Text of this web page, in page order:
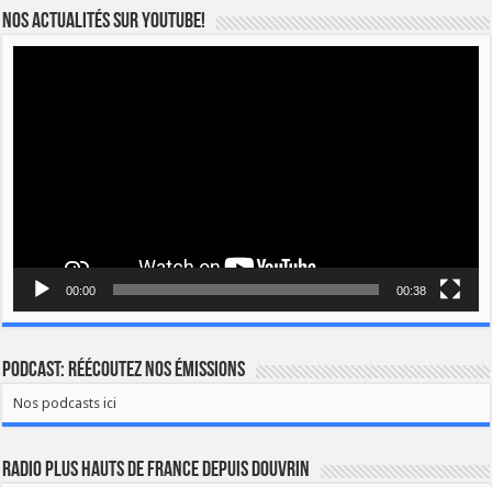
Nos actualités sur YOUTUBE!
00:00 00:38
Podcast: Réécoutez nos émissions
Nos podcasts ici
Radio Plus Hauts de France depuis Douvrin